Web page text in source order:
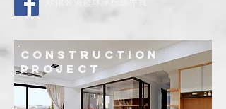
construction
project